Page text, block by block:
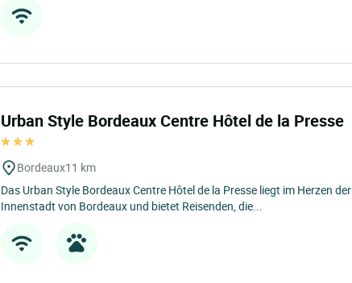
Urban Style Bordeaux Centre Hôtel de la Presse
Bordeaux11 km
Das Urban Style Bordeaux Centre Hôtel de la Presse liegt im Herzen der
Innenstadt von Bordeaux und bietet Reisenden, die...